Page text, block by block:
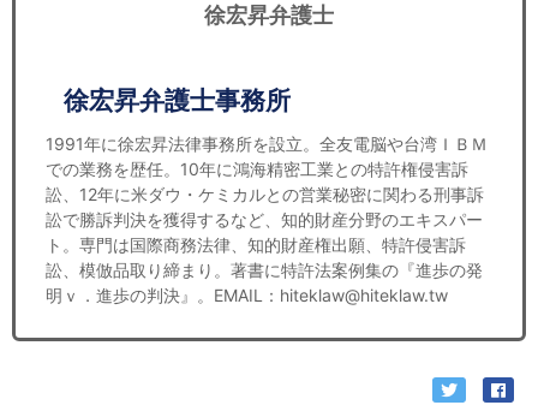
徐宏昇弁護士
徐宏昇弁護士事務所
1991年に徐宏昇法律事務所を設立。全友電脳や台湾ＩＢＭ
での業務を歴任。10年に鴻海精密工業との特許権侵害訴
訟、12年に米ダウ・ケミカルとの営業秘密に関わる刑事訴
訟で勝訴判決を獲得するなど、知的財産分野のエキスパー
ト。専門は国際商務法律、知的財産権出願、特許侵害訴
訟、模倣品取り締まり。著書に特許法案例集の『進歩の発
明ｖ．進歩の判決』。EMAIL：hiteklaw@hiteklaw.tw